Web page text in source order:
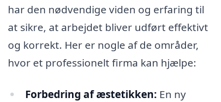
har den nødvendige viden og erfaring til
at sikre, at arbejdet bliver udført effektivt
og korrekt. Her er nogle af de områder,
hvor et professionelt firma kan hjælpe:
Forbedring af æstetikken: En ny